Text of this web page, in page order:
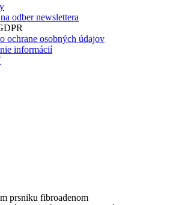
odber newslettera
ochrane osobných údajov
informácií
prsniku fibroadenom